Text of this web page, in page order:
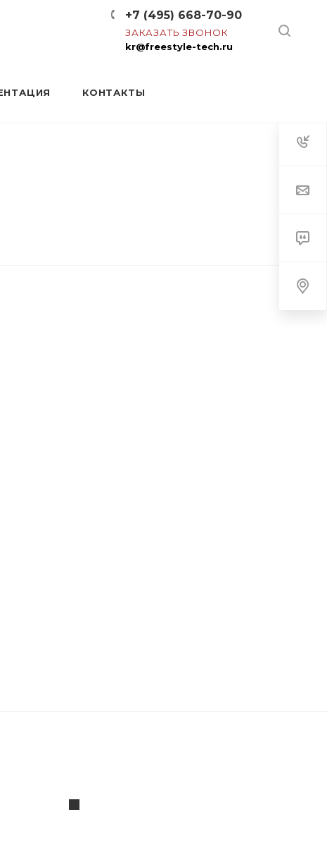
+7 (495) 668-70-90
ЗАКАЗАТЬ ЗВОНОК
kr@freestyle-tech.ru
КОНТАКТЫ